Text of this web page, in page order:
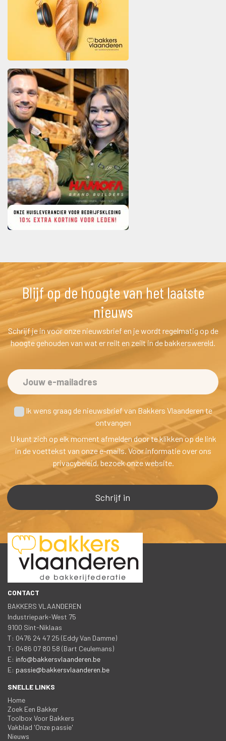
Blijf op de hoogte van het laatste
nieuw
Schrijf je in voor onze nieuwsbrief en je wordt regelmatig op de
hoogte gehouden van wat er reilt en zeilt in de bakkerswereld.
Ik wens graag de nieuwsbrief van Bakkers Vlaanderen te
ontvangen
U kunt zich op elk moment afmelden door te klikken op de link
in de voettekst van onze e-mails. Voor informatie over ons
privacybeleid, bezoek onze website.
CONTACT
BAKKERS VLAANDEREN
Industriepark-West 75
9100 Sint-Niklaa
T: 0476 24 47 25 (Eddy Van Damme)
T: 0486 07 80 58 (Bart Ceulemans)
E: info@bakkersvlaanderen.be
E: passie@bakkersvlaanderen.be
SNELLE LINKS
Home
Zoek Een Bakker
Toolbox Voor Bakker
Vakblad 'Onze passie'
Nieuw